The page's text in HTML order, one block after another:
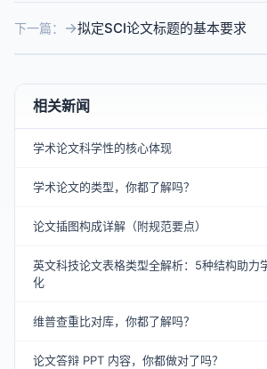
下一篇： 拟定SCI论文标题的基本要求
相关新闻
学术论文科学性的核心体现
学术论文的类型，你都了解吗？
论文插图构成详解（附规范要点）
英文科技论文表格类型全解析：5种结构助力
化
维普查重比对库，你都了解吗？
论文答辩 PPT 内容，你都做对了吗？